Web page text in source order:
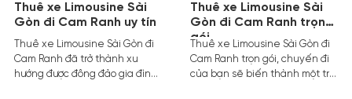
Thuê xe Limousine Sài
Gòn đi Cam Ranh uy tín
Thuê xe Limousine Sài Gòn đi
Cam Ranh đã trở thành xu
hướng được đông đảo gia đình,
Thuê xe Limousine Sài
Gòn đi Cam Ranh trọn
gói
Thuê xe Limousine Sài Gòn đi
Cam Ranh trọn gói, chuyến đi
của bạn sẽ biến thành một trải